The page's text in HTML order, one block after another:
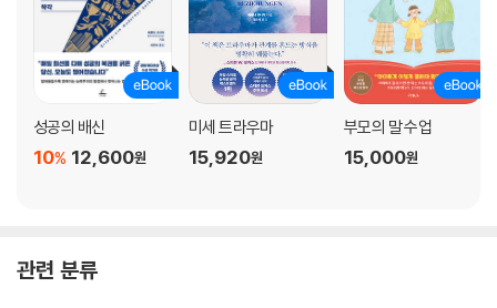
성공의 배신
12,600원
10%
미세 트라우마
15,920원
부모의 말 수업
15,000원
관련 분류